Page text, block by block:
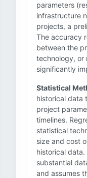
parameters
infrastructure
projects, a
The accuracy
between the
technology, or
significantly
Statistical
historical data
project
timelines.
statistical
size and cost
historical
substantial
and assumes